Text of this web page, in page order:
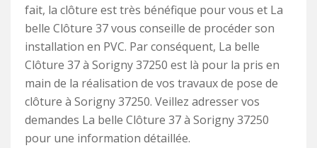
fait, la clôture est très bénéfique pour vous et La
belle Clôture 37 vous conseille de procéder son
installation en PVC. Par conséquent, La belle
Clôture 37 à Sorigny 37250 est là pour la pris en
main de la réalisation de vos travaux de pose de
clôture à Sorigny 37250. Veillez adresser vos
demandes La belle Clôture 37 à Sorigny 37250
pour une information détaillée.